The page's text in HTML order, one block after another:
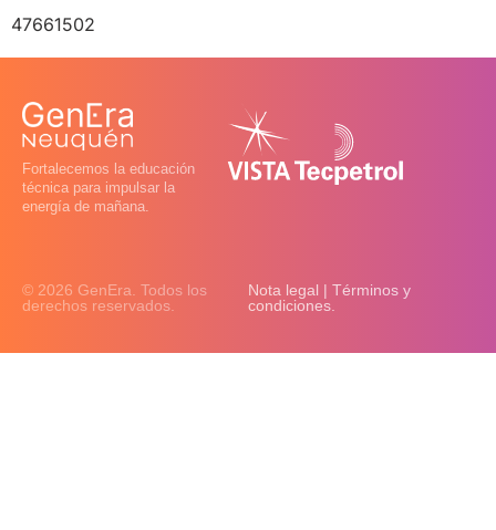
47661502
Fortalecemos la educación
técnica para impulsar la
energía de mañana.
© 2026 GenEra. Todos los
derechos reservados.
Nota legal | Términos y
condiciones.